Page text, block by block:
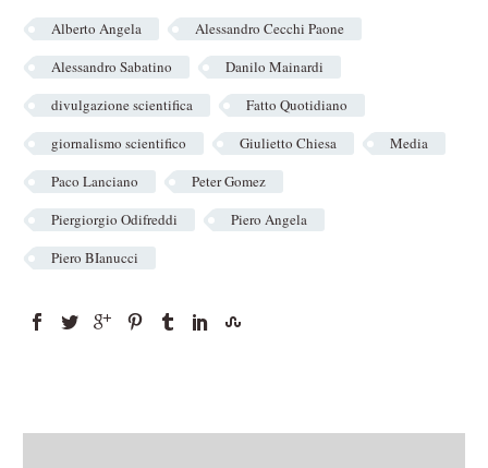
Alberto Angela
Alessandro Cecchi Paone
Alessandro Sabatino
Danilo Mainardi
divulgazione scientifica
Fatto Quotidiano
giornalismo scientifico
Giulietto Chiesa
Media
Paco Lanciano
Peter Gomez
Piergiorgio Odifreddi
Piero Angela
Piero BIanucci